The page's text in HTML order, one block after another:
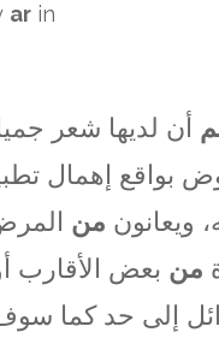
ar in
أن لديها شعر
بواقع إهمال
ويعانون من
من بعض الأقارب
إلى حد كما